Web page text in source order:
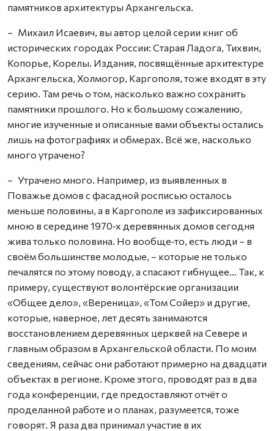
памятников архитектуры Архангельска.
– Михаил Исаевич, вы автор целой серии книг об
исторических городах России: Старая Ладога, Тихвин,
Копорье, Корелы. Издания, посвящённые архитектуре
Архангельска, Холмогор, Каргополя, тоже входят в эту
серию. Там речь о том, насколько важно сохранить
памятники прошлого. Но к большому сожалению,
многие изученные и описанные вами объекты остались
лишь на фотографиях и обмерах. Всё же, насколько
много утрачено?
– Утрачено много. Например, из выявленных в
Поважье домов с фасадной росписью осталось
меньше половины, а в Каргополе из зафиксированных
мною в середине 1970‑х деревянных домов сегодня
жива только половина. Но вообще‑то, есть люди – в
своём большинстве молодые, – которые не только
печалятся по этому поводу, а спасают гибнущее… Так, к
примеру, существуют волонтёрские организации
«Общее дело», «Вереница», «Том Сойер» и другие,
которые, наверное, лет десять занимаются
восстановлением деревянных церквей на Севере и
главным образом в Архангельской области. По моим
сведениям, сейчас они работают примерно на двадцати
объектах в регионе. Кроме этого, проводят раз в два
года конференции, где предоставляют отчёт о
проделанной работе и о планах, разумеется, тоже
говорят. Я раза два принимал участие в их